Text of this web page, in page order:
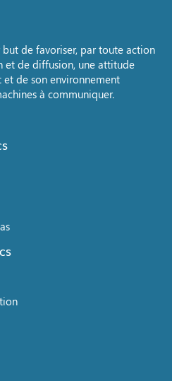
but de favoriser, par toute action
de diffusion, une attitude
et de son environnement
à communiquer.